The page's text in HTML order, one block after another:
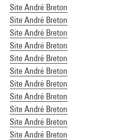
Site André Breton
Site André Breton
Site André Breton
Site André Breton
Site André Breton
Site André Breton
Site André Breton
Site André Breton
Site André Breton
Site André Breton
Site André Breton